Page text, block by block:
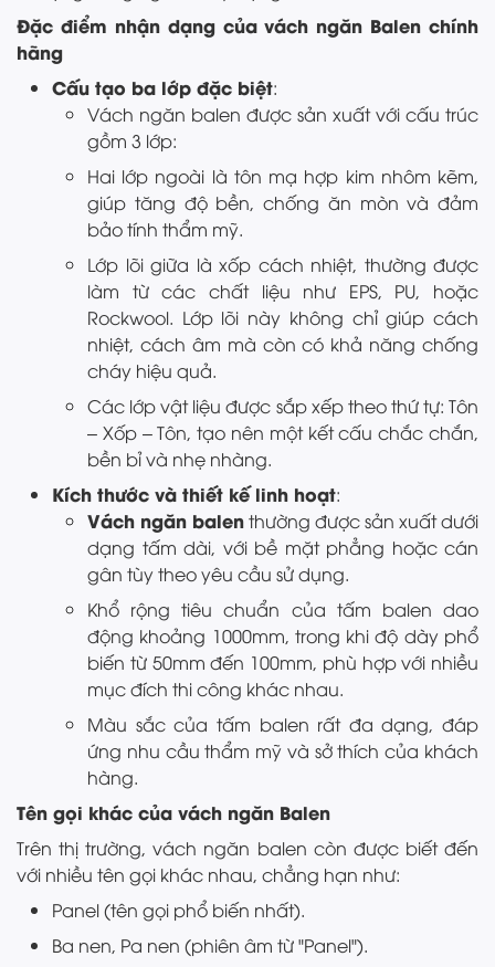
Đặc điểm nhận dạng của vách ngăn Balen chính
hãng
Cấu tạo ba lớp đặc biệt:
Vách ngăn balen được sản xuất với cấu trúc
gồm 3 lớp:
Hai lớp ngoài là tôn mạ hợp kim nhôm kẽm,
giúp tăng độ bền, chống ăn mòn và đảm
bảo tính thẩm mỹ.
Lớp lõi giữa là xốp cách nhiệt, thường được
làm từ các chất liệu như EPS, PU, hoặc
Rockwool. Lớp lõi này không chỉ giúp cách
nhiệt, cách âm mà còn có khả năng chống
cháy hiệu quả.
Các lớp vật liệu được sắp xếp theo thứ tự: Tôn
– Xốp – Tôn, tạo nên một kết cấu chắc chắn,
bền bỉ và nhẹ nhàng.
Kích thước và thiết kế linh hoạt:
Vách ngăn balenthường được sản xuất dưới
dạng tấm dài, với bề mặt phẳng hoặc cán
gân tùy theo yêu cầu sử dụng.
Khổ rộng tiêu chuẩn của tấm balen dao
động khoảng 1000mm, trong khi độ dày phổ
biến từ 50mm đến 100mm, phù hợp với nhiều
mục đích thi công khác nhau.
Màu sắc của tấm balen rất đa dạng, đáp
ứng nhu cầu thẩm mỹ và sở thích của khách
hàng.
Tên gọi khác của vách ngăn Balen
Trên thị trường, vách ngăn balen còn được biết đến
với nhiều tên gọi khác nhau, chẳng hạn như:
Panel (tên gọi phổ biến nhất).
Ba nen, Pa nen (phiên âm từ "Panel").